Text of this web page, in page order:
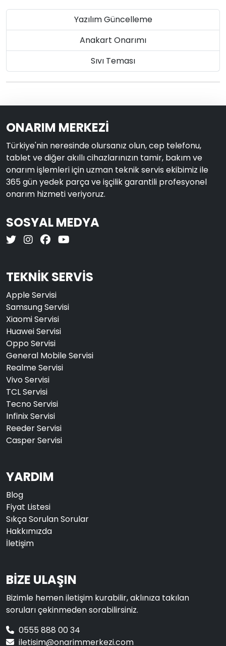
Yazılım Güncelleme
Anakart Onarımı
Sıvı Teması
ONARIM MERKEZİ
Türkiye'nin neresinde olursanız olun, cep telefonu,
tablet ve diğer akıllı cihazlarınızın tamir, bakım ve
onarım işlemleri için uzman teknik servis ekibimiz ile
365 gün yedek parça ve işçilik garantili profesyonel
onarım hizmeti veriyoruz.
SOSYAL MEDYA
TEKNİK SERVİS
Apple Servisi
Samsung Servisi
Xiaomi Servisi
Huawei Servisi
Oppo Servisi
General Mobile Servisi
Realme Servisi
Vivo Servisi
TCL Servisi
Tecno Servisi
Infinix Servisi
Reeder Servisi
Casper Servisi
YARDIM
Blog
Fiyat Listesi
Sıkça Sorulan Sorular
Hakkımızda
İletişim
BİZE ULAŞIN
Bizimle hemen iletişim kurabilir, aklınıza takılan
soruları çekinmeden sorabilirsiniz.
0555 888 00 34
iletisim@onarimmerkezi.com